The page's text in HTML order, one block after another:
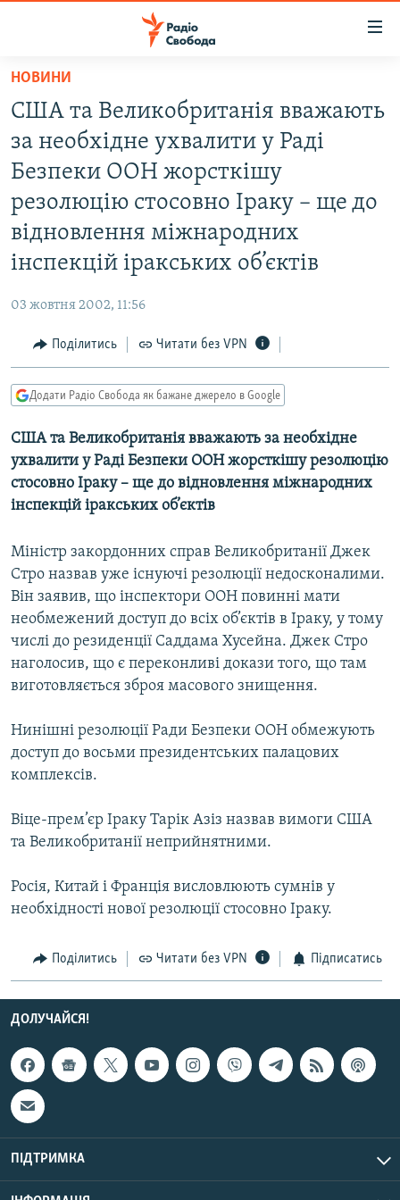
Перейти
основного
матеріалу
Перейти
до
основної
навігації
Перейти
до
РАДІО СВОБОДА – 70 РОКІВ
ВСЕ ЗА ДОБУ
СТАТТІ
СУСПІЛЬСТВО
УКРАЇНА
СВІТ
РОСІЙСЬКА «ФІЛЬТРАЦІЯ»
ДОНБАС.РЕАЛІЇ
СХЕМИ
КИТАЙ.ВИКЛИКИ
ФОТО
СПЕЦПРОЄКТИ
ПОДКАСТИ
КРИМ РЕАЛІЇ
РУС
УКР
КТАТ
Усі сайти RFE/RL
НОВИНИ
США та Великобританія вважають
за необхідне ухвалити у Раді
Безпеки ООН жорсткішу
резолюцію стосовно Іраку – ще до
відновлення міжнародних
інспекцій іракських об’єктів
03 жовтня 2002, 11:56
Поділитись Читати без VPN
Додати Радіо Свобода як бажане джерело в Google
США та Великобританія вважають за необхідне
ухвалити у Раді Безпеки ООН жорсткішу резолюцію
стосовно Іраку – ще до відновлення міжнародних
інспекцій іракських об’єктів
Міністр закордонних справ Великобританії Джек
Стро назвав уже існуючі резолюції недосконалими.
Він заявив, що інспектори ООН повинні мати
необмежений доступ до всіх об’єктів в Іраку, у тому
числі до резиденції Саддама Хусейна. Джек Стро
наголосив, що є переконливі докази того, що там
виготовляється зброя масового знищення.
Нинішні резолюції Ради Безпеки ООН обмежують
доступ до восьми президентських палацових
комплексів.
Віце-прем’єр Іраку Тарік Азіз назвав вимоги США
та Великобританії неприйнятними.
Росія, Китай і Франція висловлюють сумнів у
необхідності нової резолюції стосовно Іраку.
Поділитись Читати без VPN Підписатись
ДОЛУЧАЙСЯ!
ПІДТРИМКА